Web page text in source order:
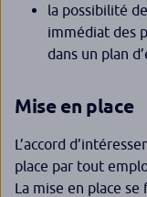
la possibilité
immédiat des
dans un plan
Mise en place
L’accord
place par tout
La mise en place se